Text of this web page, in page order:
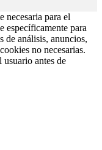
necesaria para el
específicamente para
de análisis, anuncios,
no necesarias.
antes de